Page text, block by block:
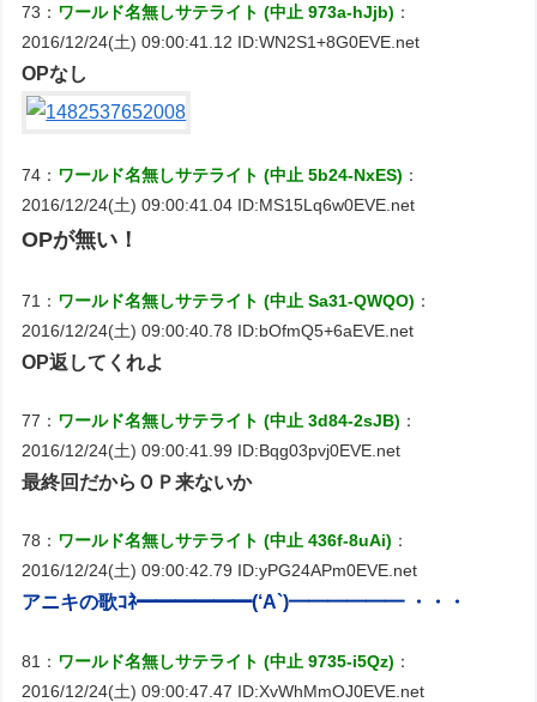
73： ワールド名無しサテライト (中止 973a-hJjb) ：
2016/12/24(土) 09:00:41.12 ID:WN2S1+8G0EVE.net
OPなし
74： ワールド名無しサテライト (中止 5b24-NxES) ：
2016/12/24(土) 09:00:41.04 ID:MS15Lq6w0EVE.net
OPが無い！
71： ワールド名無しサテライト (中止 Sa31-QWQO) ：
2016/12/24(土) 09:00:40.78 ID:bOfmQ5+6aEVE.net
OP返してくれよ
77： ワールド名無しサテライト (中止 3d84-2sJB) ：
2016/12/24(土) 09:00:41.99 ID:Bqg03pvj0EVE.net
最終回だからＯＰ来ないか
78： ワールド名無しサテライト (中止 436f-8uAi) ：
2016/12/24(土) 09:00:42.79 ID:yPG24APm0EVE.net
アニキの歌ｺﾈ━━━━━━(‘A`)━━━━━━ ・・・
81： ワールド名無しサテライト (中止 9735-i5Qz) ：
2016/12/24(土) 09:00:47.47 ID:XvWhMmOJ0EVE.net